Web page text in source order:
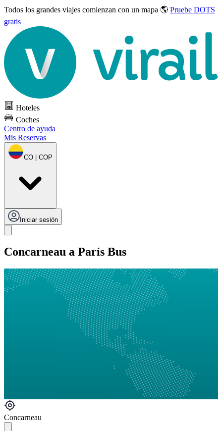
Todos los grandes viajes comienzan con un mapa 🌎 Pruebe DOTS
gratis
Hoteles
Coches
Centro de ayuda
Mis Reservas
CO | COP
Iniciar sesión
Concarneau a París Bus
Concarneau